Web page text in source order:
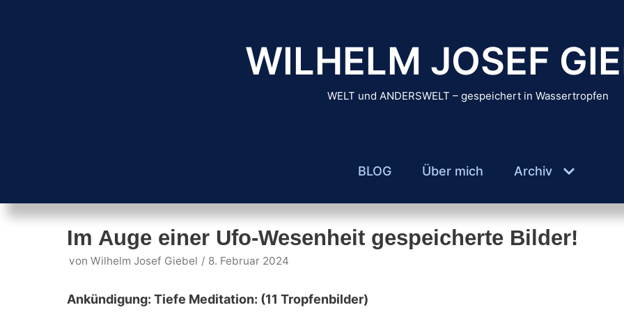
WILHELM JOSEF
WELT und ANDERSWELT – gespeichert in Wassertropfen
BLOG Über mich Archiv
Im Auge einer Ufo-Wesenheit gespeicherte Bilder!
von Wilhelm Josef Giebel 8. Februar 2024
Ankündigung: Tiefe Meditation: (11 Tropfenbilder)